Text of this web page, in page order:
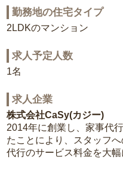
勤務地の住宅タイプ
2LDKのマンション
求人予定人数
1名
求人企業
株式会社CaSy(カジー)
2014年に創業し、家事代
たことにより、スタッフ
代行のサービス料金を大